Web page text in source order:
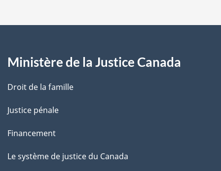
a
e
p
g
a
e
Ministère de la Justice Canada
Droit de la famille
Justice pénale
Financement
Le système de justice du Canada